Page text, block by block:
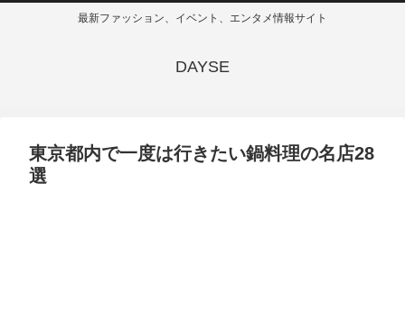
最新ファッション、イベント、エンタメ情報サイト
DAYSE
東京都内で一度は行きたい鍋料理の名店28
選